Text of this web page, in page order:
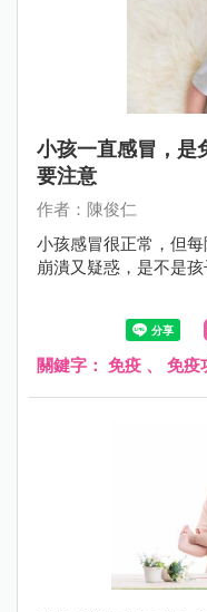
小孩一直感冒，是
要注意
作者：陳俊仁
小孩感冒很正常，但
崩潰又疑惑，是不是
關鍵字： 免疫 、 免疫